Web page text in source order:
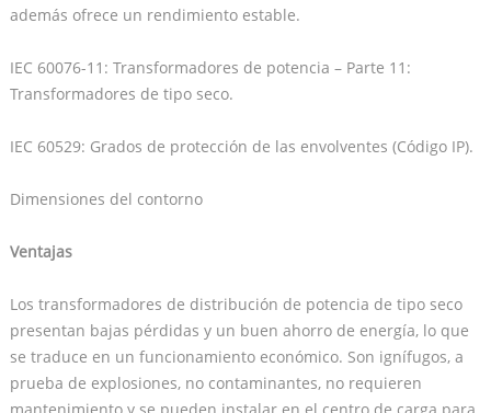
además ofrece un rendimiento estable.
IEC 60076-11: Transformadores de potencia – Parte 11:
Transformadores de tipo seco.
IEC 60529: Grados de protección de las envolventes (Código IP).
Dimensiones del contorno
Ventajas
Los transformadores de distribución de potencia de tipo seco
presentan bajas pérdidas y un buen ahorro de energía, lo que
se traduce en un funcionamiento económico. Son ignífugos, a
prueba de explosiones, no contaminantes, no requieren